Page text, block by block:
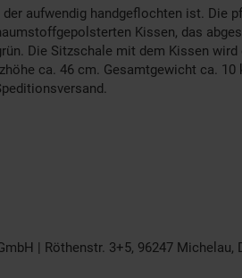
aufwendig handgeflochten ist.
Kissen, das
Die Sitzschale mit dem Kissen
ca. 46 cm. Gesamtgewicht ca. 10
| Röthenstr. 3+5, 96247 Michelau,